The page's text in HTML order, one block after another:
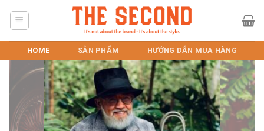
HOME SẢN PHẨM HƯỚNG DẪN MUA HÀNG